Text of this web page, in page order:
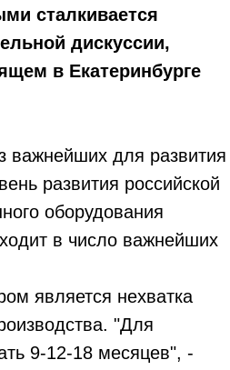
сталкивается
дискуссии,
в Екатеринбурге
важнейших для развития
развития российской
оборудования
в число важнейших
является нехватка
"Для
9-12-18 месяцев", -